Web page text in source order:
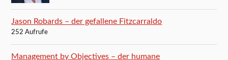
Jason Robards – der gefallene Fitzcarraldo
252 Aufrufe
Management by Objectives – der humane